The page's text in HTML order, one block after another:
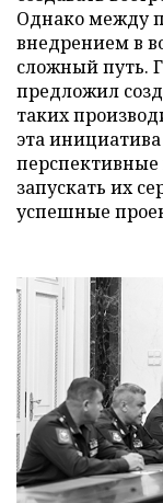
Однако между
внедрением в
сложный путь.
предложил
таких
эта
запускать их
успешные